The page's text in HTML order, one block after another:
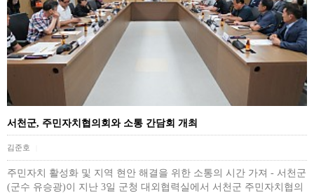
서천군, 주민자치협의회와 소통 간담회 개최
김준호
주민자치 활성화 및 지역 현안 해결을 위한 소통의 시간 가져 - 서천군
(군수 유승광)이 지난 3일 군청 대외협력실에서 서천군 주민자치협의